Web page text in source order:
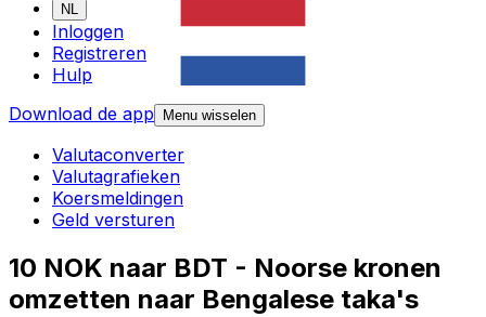
NL
Inloggen
Registreren
Hulp
Download de app
Menu wisselen
Valutaconverter
Valutagrafieken
Koersmeldingen
Geld versturen
10 NOK naar BDT - Noorse kronen
omzetten naar Bengalese taka's